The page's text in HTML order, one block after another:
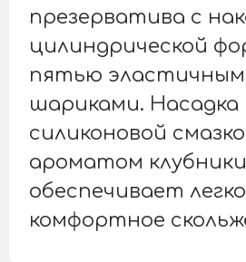
презерватива с
цилиндрической
пятью
шариками.
силиконовой
ароматом
обеспечивает
комфортное